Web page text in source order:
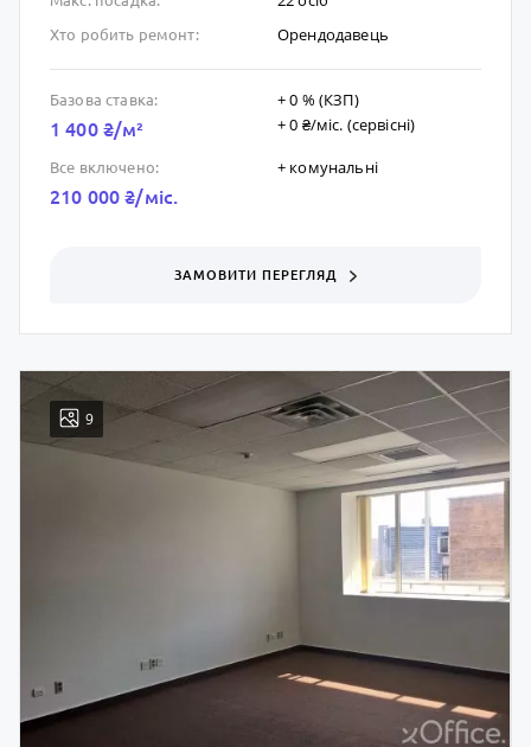
Хто робить ремонт: Орендодавець
Базова ставка:
1 400 ₴/м²
+ 0 % (КЗП)
+ 0 ₴/мic. (сервісні)
Все включено:
210 000 ₴/мic.
+ комунальні
ЗАМОВИТИ ПЕРЕГЛЯД
9